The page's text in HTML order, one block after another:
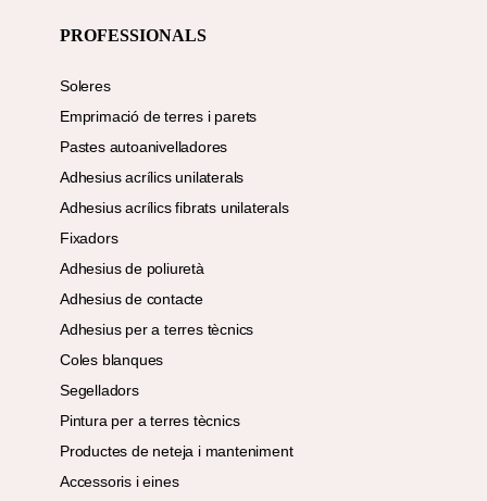
PROFESSIONALS
Soleres
Emprimació de terres i parets
Pastes autoanivelladores
Adhesius acrílics unilaterals
Adhesius acrílics fibrats unilaterals
Fixadors
Adhesius de poliuretà
Adhesius de contacte
Adhesius per a terres tècnics
Coles blanques
Segelladors
Pintura per a terres tècnics
Productes de neteja i manteniment
Accessoris i eines